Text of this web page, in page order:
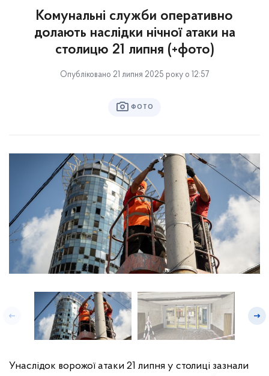
Комунальні служби оперативно
долають наслідки нічної атаки на
столицю 21 липня (+фото)
Опубліковано 21 липня 2025 року о 12:57
ФОТО
Унаслідок ворожої атаки 21 липня у столиці зазнали